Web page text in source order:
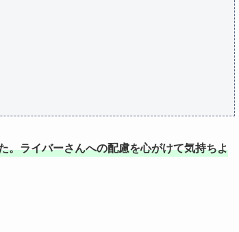
。ライバーさんへの配慮を心がけて気持ちよ